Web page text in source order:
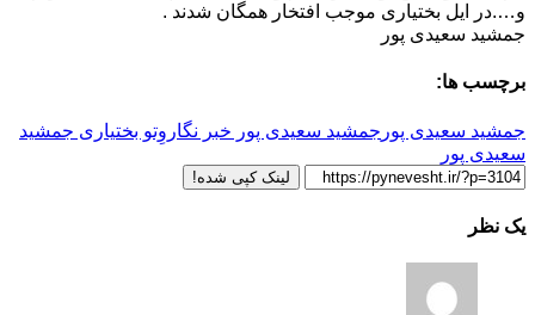
و….در ایل بختیاری موجب افتخار همگان شدند .
جمشید سعیدی پور
برچسب ها:
جمشید سعیدی پور جمشید سعیدی پور خبر نگار وِتو بختیاری جمشید
سعیدی پور
لینک کپی شده!
یک نظر